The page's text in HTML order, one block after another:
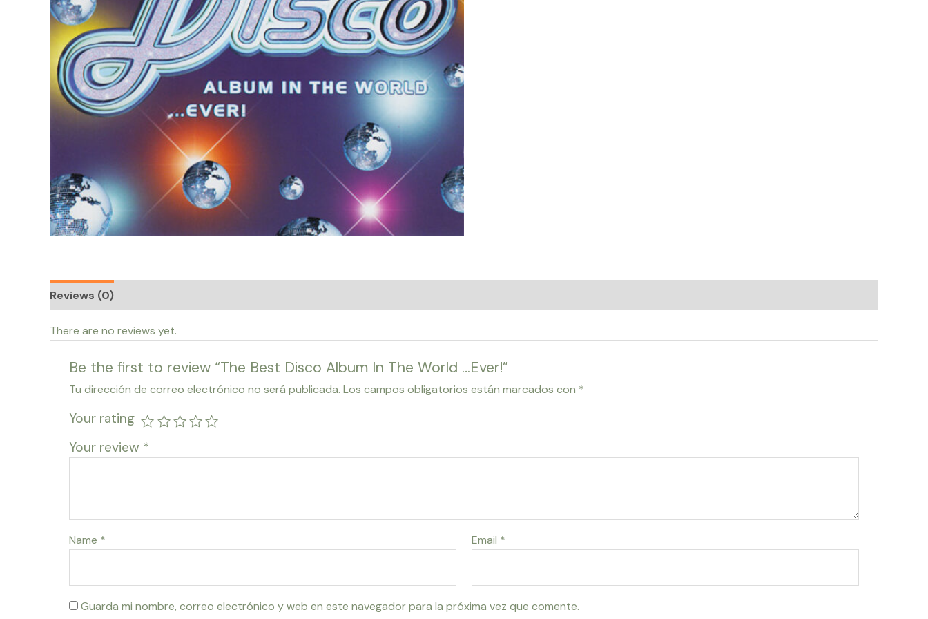
Reviews (0)
There are no reviews yet.
Be the first to review “The Best Disco Album In The World …Ever!”
Tu dirección de correo electrónico no será publicada. Los campos obligatorios están marcados con *
Your rating
Your review *
Name * Email *
Guarda mi nombre, correo electrónico y web en este navegador para la próxima vez que comente.